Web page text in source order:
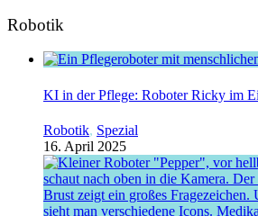
Robotik
KI in der Pflege: Roboter Ricky im
Robotik, Spezial
16. April 2025